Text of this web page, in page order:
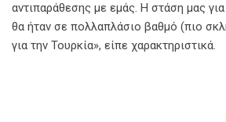
αντιπαράθεσης με εμάς. Η στάση μας
θα ήταν σε πολλαπλάσιο βαθμό (πιο
για την Τουρκία», είπε χαρακτηριστικά.